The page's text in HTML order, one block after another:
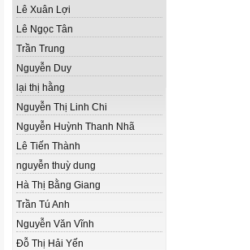
Lê Xuân Lợi
Lê Ngọc Tân
Trần Trung
Nguyễn Duy
lại thị hằng
Nguyễn Thị Linh Chi
Nguyễn Huỳnh Thanh Nhã
Lê Tiến Thành
nguyễn thuỳ dung
Hà Thị Bằng Giang
Trần Tú Anh
Nguyễn Văn Vĩnh
Đỗ Thị Hải Yến